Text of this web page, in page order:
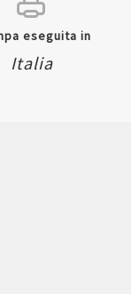
eseguita in
Italia